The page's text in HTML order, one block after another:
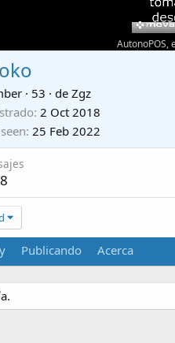
AutonoPOS,
· 53 · de Zgz
2 Oct 2018
25 Feb 2022
Publicando Acerca